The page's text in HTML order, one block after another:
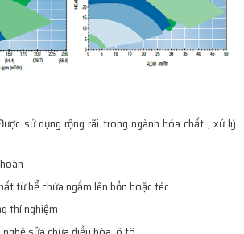
sử dụng rộng rãi trong ngành hóa chất , xử lý
từ bể chứa ngầm lên bồn hoặc téc
thí nghiệm